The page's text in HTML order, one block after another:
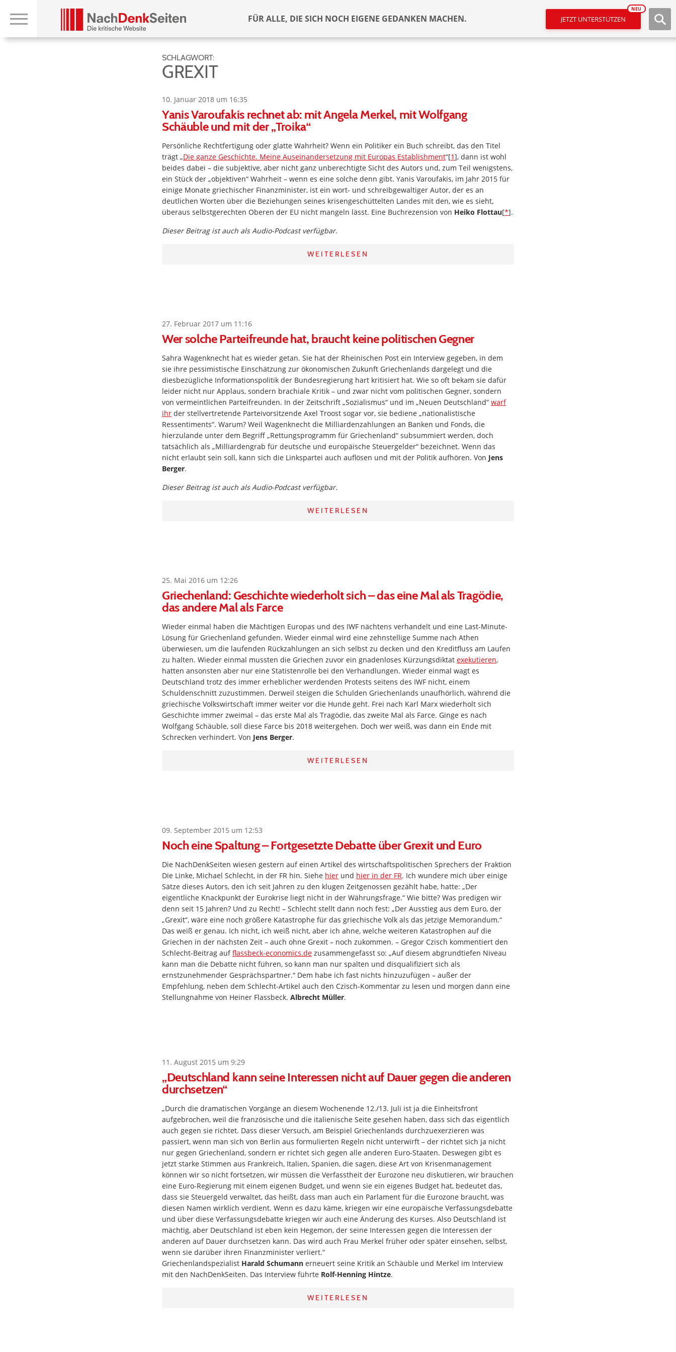
FÜR ALLE, DIE SICH NOCH EIGENE GEDANKEN MACHEN. JETZT UNTERSTÜTZEN
NEU
SCHLAGWORT:
GREXIT
10. Januar 2018 um 16:35
Yanis Varoufakis rechnet ab: mit Angela Merkel, mit Wolfgang
Schäuble und mit der „Troika“
Persönliche Rechtfertigung oder glatte Wahrheit? Wenn ein Politiker ein Buch schreibt, das den Titel
trägt „Die ganze Geschichte. Meine Auseinandersetzung mit Europas Establishment“[1], dann ist wohl
beides dabei – die subjektive, aber nicht ganz unberechtigte Sicht des Autors und, zum Teil wenigstens,
ein Stück der „objektiven“ Wahrheit – wenn es eine solche denn gibt. Yanis Varoufakis, im Jahr 2015 für
einige Monate griechischer Finanzminister, ist ein wort- und schreibgewaltiger Autor, der es an
deutlichen Worten über die Beziehungen seines krisengeschüttelten Landes mit den, wie es sieht,
überaus selbstgerechten Oberen der EU nicht mangeln lässt. Eine Buchrezension von Heiko Flottau[*].
Dieser Beitrag ist auch als Audio-Podcast verfügbar.
WEITERLESEN
27. Februar 2017 um 11:16
Wer solche Parteifreunde hat, braucht keine politischen Gegner
Sahra Wagenknecht hat es wieder getan. Sie hat der Rheinischen Post ein Interview gegeben, in dem
sie ihre pessimistische Einschätzung zur ökonomischen Zukunft Griechenlands dargelegt und die
diesbezügliche Informationspolitik der Bundesregierung hart kritisiert hat. Wie so oft bekam sie dafür
leider nicht nur Applaus, sondern brachiale Kritik – und zwar nicht vom politischen Gegner, sondern
von vermeintlichen Parteifreunden. In der Zeitschrift „Sozialismus“ und im „Neuen Deutschland“ warf
ihr der stellvertretende Parteivorsitzende Axel Troost sogar vor, sie bediene „nationalistische
Ressentiments“. Warum? Weil Wagenknecht die Milliardenzahlungen an Banken und Fonds, die
hierzulande unter dem Begriff „Rettungsprogramm für Griechenland“ subsummiert werden, doch
tatsächlich als „Milliardengrab für deutsche und europäische Steuergelder“ bezeichnet. Wenn das
nicht erlaubt sein soll, kann sich die Linkspartei auch auflösen und mit der Politik aufhören. Von Jens
Berger.
Dieser Beitrag ist auch als Audio-Podcast verfügbar.
WEITERLESEN
25. Mai 2016 um 12:26
Griechenland: Geschichte wiederholt sich – das eine Mal als Tragödie,
das andere Mal als Farce
Wieder einmal haben die Mächtigen Europas und des IWF nächtens verhandelt und eine Last-Minute-
Lösung für Griechenland gefunden. Wieder einmal wird eine zehnstellige Summe nach Athen
überwiesen, um die laufenden Rückzahlungen an sich selbst zu decken und den Kreditfluss am Laufen
zu halten. Wieder einmal mussten die Griechen zuvor ein gnadenloses Kürzungsdiktat exekutieren,
hatten ansonsten aber nur eine Statistenrolle bei den Verhandlungen. Wieder einmal wagt es
Deutschland trotz des immer erheblicher werdenden Protests seitens des IWF nicht, einem
Schuldenschnitt zuzustimmen. Derweil steigen die Schulden Griechenlands unaufhörlich, während die
griechische Volkswirtschaft immer weiter vor die Hunde geht. Frei nach Karl Marx wiederholt sich
Geschichte immer zweimal – das erste Mal als Tragödie, das zweite Mal als Farce. Ginge es nach
Wolfgang Schäuble, soll diese Farce bis 2018 weitergehen. Doch wer weiß, was dann ein Ende mit
Schrecken verhindert. Von Jens Berger.
WEITERLESEN
09. September 2015 um 12:53
Noch eine Spaltung – Fortgesetzte Debatte über Grexit und Euro
Die NachDenkSeiten wiesen gestern auf einen Artikel des wirtschaftspolitischen Sprechers der Fraktion
Die Linke, Michael Schlecht, in der FR hin. Siehe hier und hier in der FR. Ich wundere mich über einige
Sätze dieses Autors, den ich seit Jahren zu den klugen Zeitgenossen gezählt habe, hatte: „Der
eigentliche Knackpunkt der Eurokrise liegt nicht in der Währungsfrage.“ Wie bitte? Was predigen wir
denn seit 15 Jahren? Und zu Recht! – Schlecht stellt dann noch fest: „Der Ausstieg aus dem Euro, der
„Grexit“, wäre eine noch größere Katastrophe für das griechische Volk als das jetzige Memorandum.“
Das weiß er genau. Ich nicht, ich weiß nicht, aber ich ahne, welche weiteren Katastrophen auf die
Griechen in der nächsten Zeit – auch ohne Grexit – noch zukommen. – Gregor Czisch kommentiert den
Schlecht-Beitrag aufflassbeck-economics.de zusammengefasst so: „Auf diesem abgrundtiefen Niveau
kann man die Debatte nicht führen, so kann man nur spalten und disqualifiziert sich als
ernstzunehmender Gesprächspartner.“ Dem habe ich fast nichts hinzuzufügen – außer der
Empfehlung, neben dem Schlecht-Artikel auch den Czisch-Kommentar zu lesen und morgen dann eine
Stellungnahme von Heiner Flassbeck. Albrecht Müller.
11. August 2015 um 9:29
„Deutschland kann seine Interessen nicht auf Dauer gegen die anderen
durchsetzen“
„Durch die dramatischen Vorgänge an diesem Wochenende 12./13. Juli ist ja die Einheitsfront
aufgebrochen, weil die französische und die italienische Seite gesehen haben, dass sich das eigentlich
auch gegen sie richtet. Dass dieser Versuch, am Beispiel Griechenlands durchzuexerzieren was
passiert, wenn man sich von Berlin aus formulierten Regeln nicht unterwirft – der richtet sich ja nicht
nur gegen Griechenland, sondern er richtet sich gegen alle anderen Euro-Staaten. Deswegen gibt es
jetzt starke Stimmen aus Frankreich, Italien, Spanien, die sagen, diese Art von Krisenmanagement
können wir so nicht fortsetzen, wir müssen die Verfasstheit der Eurozone neu diskutieren, wir brauchen
eine Euro-Regierung mit einem eigenen Budget, und wenn sie ein eigenes Budget hat, bedeutet das,
dass sie Steuergeld verwaltet, das heißt, dass man auch ein Parlament für die Eurozone braucht, was
diesen Namen wirklich verdient. Wenn es dazu käme, kriegen wir eine europäische Verfassungsdebatte
und über diese Verfassungsdebatte kriegen wir auch eine Änderung des Kurses. Also Deutschland ist
mächtig, aber Deutschland ist eben kein Hegemon, der seine Interessen gegen die Interessen der
anderen auf Dauer durchsetzen kann. Das wird auch Frau Merkel früher oder später einsehen, selbst,
wenn sie darüber ihren Finanzminister verliert.“
Griechenlandspezialist Harald Schumann erneuert seine Kritik an Schäuble und Merkel im Interview
mit den NachDenkSeiten. Das Interview führte Rolf-Henning Hintze.
WEITERLESEN